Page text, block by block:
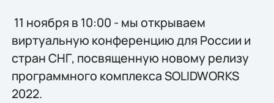
11 ноября в 10:00 - мы открываем
виртуальную конференцию для России и
стран СНГ, посвященную новому релизу
программного комплекса SOLIDWORKS
2022.